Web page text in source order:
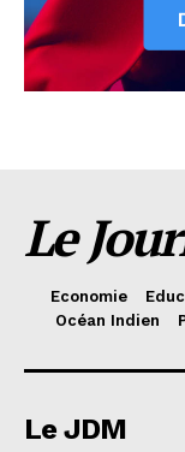
Le
Economie
Océan Indien
Le JDM